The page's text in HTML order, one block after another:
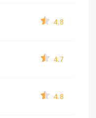
4.8
4.7
4.8